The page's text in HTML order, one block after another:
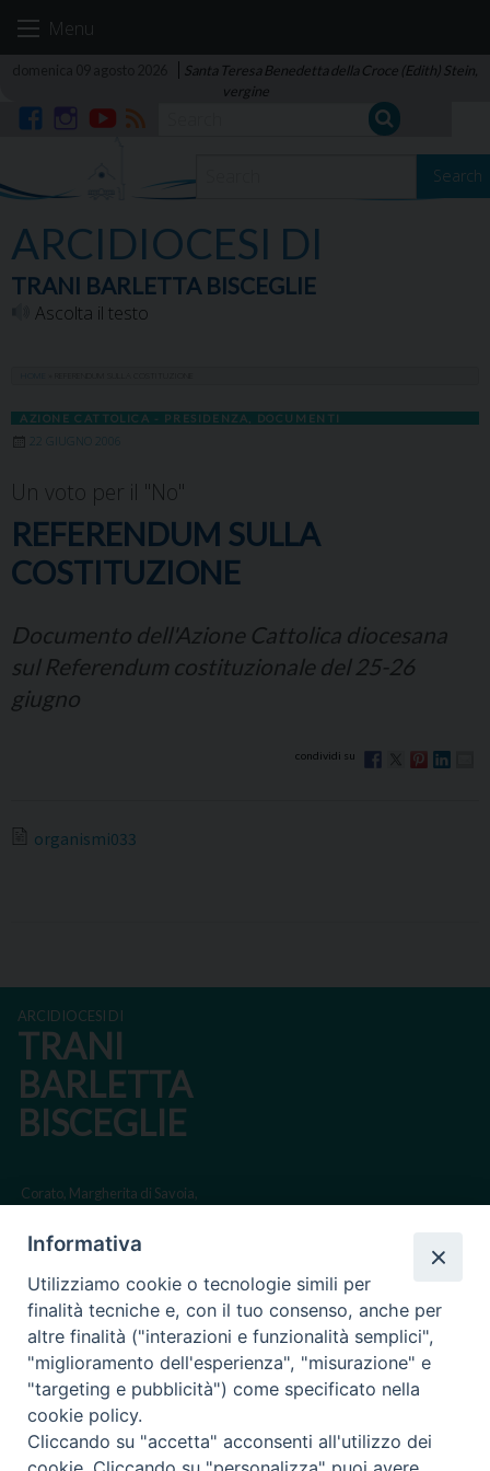
Menu
Santa Teresa Benedetta della Croce (Edith) Stein,
vergine
Search
ARCIDIOCESI DI
TRANI BARLETTA BISCEGLIE
Ascolta il testo
AZIONE CATTOLICA - PRESIDENZA DOCUMENTI
22 GIUGNO 2006
Un voto per il "No"
REFERENDUM SULLA
COSTITUZIONE
Documento dell'Azione Cattolica diocesana
sul Referendum costituzionale del 25-26
giugno
organismi033
ARCIDIOCESI DI
TRANI
BARLETTA
BISCEGLIE
Corato, Margherita di Savoia,
Regione ecclesiastica Puglia
Via Beltrani, 9
76125 Trani BT
Centralino Tel. 0883 494211
Cancelleria Tel. 0883 494204
Informativa
Utilizziamo cookie o tecnologie simili per
finalità tecniche e, con il tuo consenso, anche per
altre finalità ("interazioni e funzionalità semplici",
"miglioramento dell'esperienza", "misurazione" e
"targeting e pubblicità") come specificato nella
cookie policy.
Cliccando su "accetta" acconsenti all'utilizzo dei